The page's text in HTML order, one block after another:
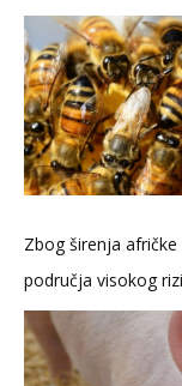
Zbog širenja
područja visokog